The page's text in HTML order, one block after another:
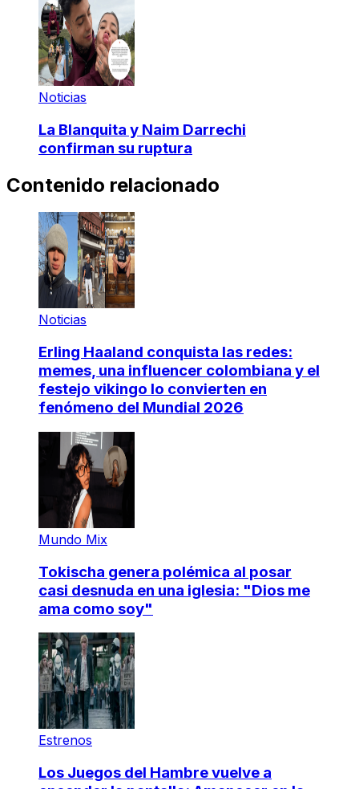
Noticias
La Blanquita y Naim Darrechi
confirman su ruptura
Contenido relacionado
Noticias
Erling Haaland conquista las redes:
memes, una influencer colombiana y el
festejo vikingo lo convierten en
fenómeno del Mundial 2026
Mundo Mix
Tokischa genera polémica al posar
casi desnuda en una iglesia: "Dios me
ama como soy"
Estrenos
Los Juegos del Hambre vuelve a